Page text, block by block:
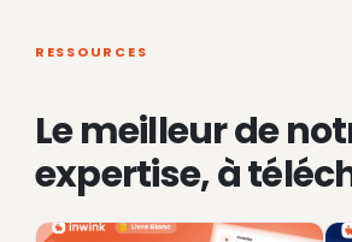
RESSOURCES
Le meilleur de
expertise, à